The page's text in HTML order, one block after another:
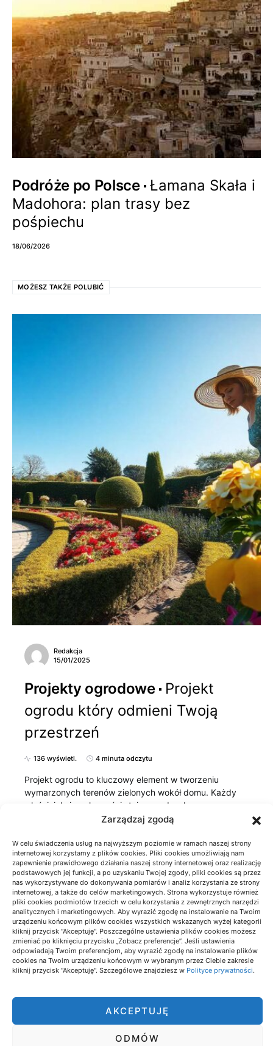
Zarządzaj zgodą
W celu świadczenia usług na najwyższym poziomie w ramach naszej strony
internetowej korzystamy z plików cookies. Pliki cookies umożliwiają nam
zapewnienie prawidłowego działania naszej strony internetowej oraz realizację
podstawowych jej funkcji, a po uzyskaniu Twojej zgody, pliki cookies są przez
nas wykorzystywane do dokonywania pomiarów i analiz korzystania ze strony
internetowej, a także do celów marketingowych. Strona wykorzystuje również
pliki cookies podmiotów trzecich w celu korzystania z zewnętrznych narzędzi
analitycznych i marketingowych. Aby wyrazić zgodę na instalowanie na Twoim
urządzeniu końcowym plików cookies wszystkich wskazanych wyżej kategorii
kliknij przycisk "Akceptuję". Poszczególne ustawienia plików cookies możesz
zmieniać po kliknięciu przycisku „Zobacz preferencje”. Jeśli ustawienia
odpowiadają Twoim preferencjom, aby wyrazić zgodę na instalowanie plików
cookies na Twoim urządzeniu końcowym w wybranym przez Ciebie zakresie
kliknij przycisk "Akceptuję". Szczegółowe znajdziesz w Polityce prywatności.
AKCEPTUJĘ
ODMÓW
Podróże po Polsce Łamana Skała i
Madohora: plan trasy bez
pośpiechu
18/06/2026
MOŻESZ TAKŻE POLUBIĆ
Redakcja
15/01/2025
Projekty ogrodowe
Projekt
ogrodu który odmieni Twoją
przestrzeń
136 wyświetl. 4 minuta odczytu
Projekt ogrodu to kluczowy element w tworzeniu
wymarzonych terenów zielonych wokół domu. Każdy
właściciel nieruchomości staje przed wyborem…